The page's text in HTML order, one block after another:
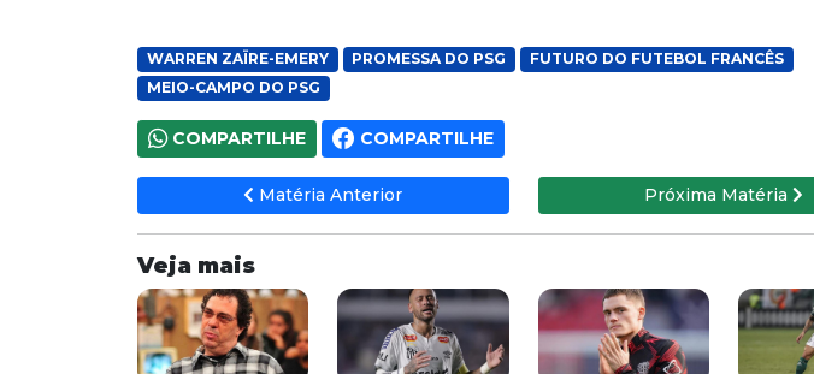
WARREN ZAÏRE-EMERY PROMESSA DO PSG
FUTURO DO FUTEBOL FRANCÊS
MEIO-CAMPO DO PSG
COMPARTILHE COMPARTILHE
Matéria Anterior Próxima Matéria
Veja mais